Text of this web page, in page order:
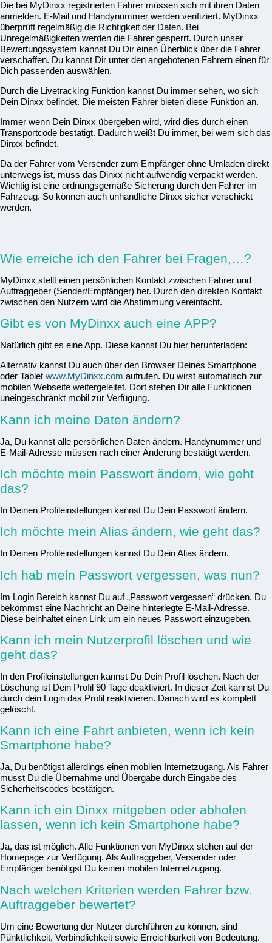
Die bei MyDinxx registrierten Fahrer müssen sich mit ihren Daten
anmelden. E-Mail und Handynummer werden verifiziert. MyDinxx
überprüft regelmäßig die Richtigkeit der Daten. Bei
Unregelmäßigkeiten werden die Fahrer gesperrt. Durch unser
Bewertungssystem kannst Du Dir einen Überblick über die Fahrer
verschaffen. Du kannst Dir unter den angebotenen Fahrern einen für
Dich passenden auswählen.
Durch die Livetracking Funktion kannst Du immer sehen, wo sich
Dein Dinxx befindet. Die meisten Fahrer bieten diese Funktion an.
Immer wenn Dein Dinxx übergeben wird, wird dies durch einen
Transportcode bestätigt. Dadurch weißt Du immer, bei wem sich das
Dinxx befindet.
Da der Fahrer vom Versender zum Empfänger ohne Umladen direkt
unterwegs ist, muss das Dinxx nicht aufwendig verpackt werden.
Wichtig ist eine ordnungsgemäße Sicherung durch den Fahrer im
Fahrzeug. So können auch unhandliche Dinxx sicher verschickt
werden.
Wie erreiche ich den Fahrer bei Fragen,…?
MyDinxx stellt einen persönlichen Kontakt zwischen Fahrer und
Auftraggeber (Sender/Empfänger) her. Durch den direkten Kontakt
zwischen den Nutzern wird die Abstimmung vereinfacht.
Gibt es von MyDinxx auch eine APP?
Natürlich gibt es eine App. Diese kannst Du hier herunterladen:
Alternativ kannst Du auch über den Browser Deines Smartphone
oder Tablet www.MyDinxx.com aufrufen. Du wirst automatisch zur
mobilen Webseite weitergeleitet. Dort stehen Dir alle Funktionen
uneingeschränkt mobil zur Verfügung.
Kann ich meine Daten ändern?
Ja, Du kannst alle persönlichen Daten ändern. Handynummer und
E-Mail-Adresse müssen nach einer Änderung bestätigt werden.
Ich möchte mein Passwort ändern, wie geht
das?
In Deinen Profileinstellungen kannst Du Dein Passwort ändern.
Ich möchte mein Alias ändern, wie geht das?
In Deinen Profileinstellungen kannst Du Dein Alias ändern.
Ich hab mein Passwort vergessen, was nun?
Im Login Bereich kannst Du auf „Passwort vergessen“ drücken. Du
bekommst eine Nachricht an Deine hinterlegte E-Mail-Adresse.
Diese beinhaltet einen Link um ein neues Passwort einzugeben.
Kann ich mein Nutzerprofil löschen und wie
geht das?
In den Profileinstellungen kannst Du Dein Profil löschen. Nach der
Löschung ist Dein Profil 90 Tage deaktiviert. In dieser Zeit kannst Du
durch dein Login das Profil reaktivieren. Danach wird es komplett
gelöscht.
Kann ich eine Fahrt anbieten, wenn ich kein
Smartphone habe?
Ja, Du benötigst allerdings einen mobilen Internetzugang. Als Fahrer
musst Du die Übernahme und Übergabe durch Eingabe des
Sicherheitscodes bestätigen.
Kann ich ein Dinxx mitgeben oder abholen
lassen, wenn ich kein Smartphone habe?
Ja, das ist möglich. Alle Funktionen von MyDinxx stehen auf der
Homepage zur Verfügung. Als Auftraggeber, Versender oder
Empfänger benötigst Du keinen mobilen Internetzugang.
Nach welchen Kriterien werden Fahrer bzw.
Auftraggeber bewertet?
Um eine Bewertung der Nutzer durchführen zu können, sind
Pünktlichkeit, Verbindlichkeit sowie Erreichbarkeit von Bedeutung.